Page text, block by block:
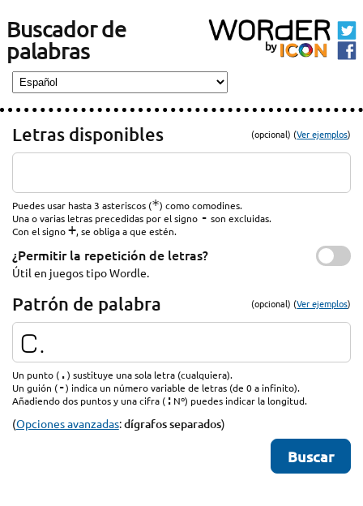
Buscador de
palabras
Letras disponibles (opcional) (Ver ejemplos)
Puedes usar hasta 3 asteriscos (*) como comodines.
Una o varias letras precedidas por el signo - son excluidas.
Con el signo+, se obliga a que estén.
¿Permitir la repetición de letras?
Útil en juegos tipo Wordle.
Patrón de palabra (opcional) (Ver ejemplos)
Un punto (.) sustituye una sola letra (cualquiera).
Un guión (-) indica un número variable de letras (de 0 a infinito).
Añadiendo dos puntos y una cifra (: Nº) puedes indicar la longitud.
(Opciones avanzadas:dígrafos separados)